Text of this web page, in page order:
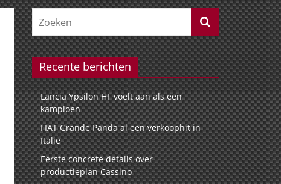
Recente berichten
Lancia Ypsilon HF voelt aan als een
kampioen
FIAT Grande Panda al een verkoophit in
Italië
Eerste concrete details over
productieplan Cassino